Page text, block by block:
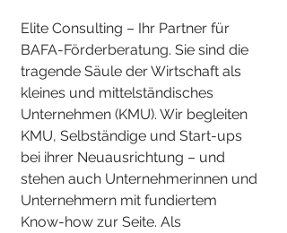
Elite Consulting – Ihr Partner für
BAFA-Förderberatung. Sie sind die
tragende Säule der Wirtschaft als
kleines und mittelständisches
Unternehmen (KMU). Wir begleiten
KMU, Selbständige und Start-ups
bei ihrer Neuausrichtung – und
stehen auch Unternehmerinnen und
Unternehmern mit fundiertem
Know-how zur Seite. Als